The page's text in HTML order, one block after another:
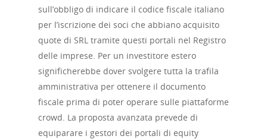
sull’obbligo di indicare il codice fiscale italiano
per l’iscrizione dei soci che abbiano acquisito
quote di SRL tramite questi portali nel Registro
delle imprese. Per un investitore estero
significherebbe dover svolgere tutta la trafila
amministrativa per ottenere il documento
fiscale prima di poter operare sulle piattaforme
crowd. La proposta avanzata prevede di
equiparare i gestori dei portali di equity